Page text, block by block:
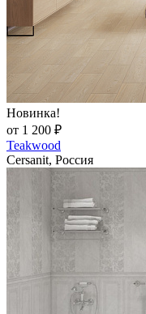
Новинка!
от 1 200 ₽
Teakwood
Cersanit, Россия